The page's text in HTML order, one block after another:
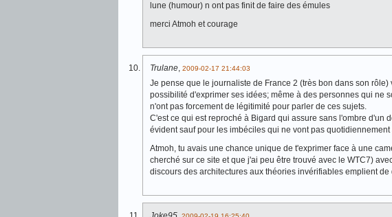
lune (humour) n ont pas finit de faire des émules
merci Atmoh et courage
Trulane, 2009-02-17 21:44:03
Je pense que le journaliste de France 2 (très bon dans son
possibilité d'exprimer ses idées; même à des personnes qui ne
n'ont pas forcement de légitimité pour parler de ces sujets.
C'est ce qui est reproché à Bigard qui assure sans l'ombre d'un
évident sauf pour les imbéciles qui ne vont pas
Atmoh, tu avais une chance unique de t'exprimer face à une
cherché sur ce site et que j'ai peu être trouvé avec le WTC7)
discours des architectures aux théories invérifiables emplient